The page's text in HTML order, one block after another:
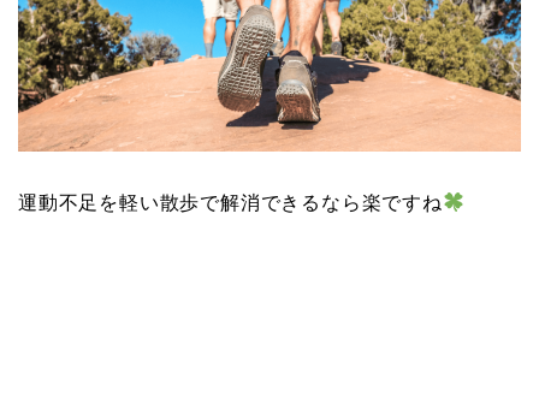
運動不足を軽い散歩で解消できるなら楽ですね